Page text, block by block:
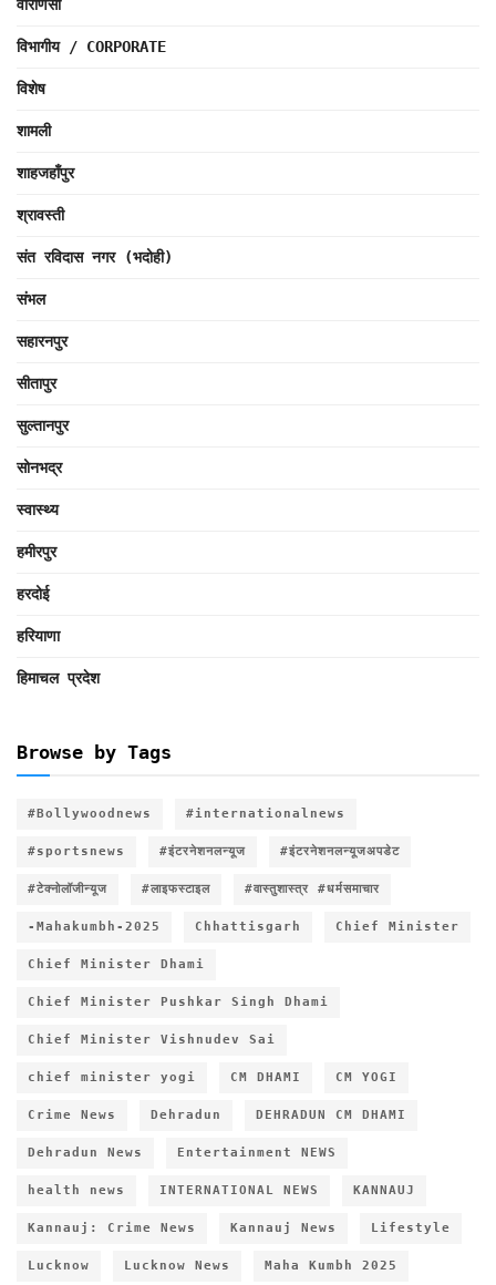
वाराणसी
विभागीय / CORPORATE
विशेष
शामली
शाहजहाँपुर
श्रावस्ती
संत रविदास नगर (भदोही)
संभल
सहारनपुर
सीतापुर
सुल्तानपुर
सोनभद्र
स्वास्थ्य
हमीरपुर
हरदोई
हरियाणा
हिमाचल प्रदेश
Browse by Tags
#Bollywoodnews #internationalnews
#sportsnews #इंटरनेशनलन्यूज #इंटरनेशनलन्यूजअपडेट
#टेक्नोलॉजीन्यूज #लाइफस्टाइल #वास्तुशास्त्र #धर्मसमाचार
-Mahakumbh-2025 Chhattisgarh Chief Minister
Chief Minister Dhami
Chief Minister Pushkar Singh Dhami
Chief Minister Vishnudev Sai
chief minister yogi CM DHAMI CM YOGI
Crime News Dehradun DEHRADUN CM DHAMI
Dehradun News Entertainment NEWS
health news INTERNATIONAL NEWS KANNAUJ
Kannauj: Crime News Kannauj News Lifestyle
Lucknow Lucknow News Maha Kumbh 2025